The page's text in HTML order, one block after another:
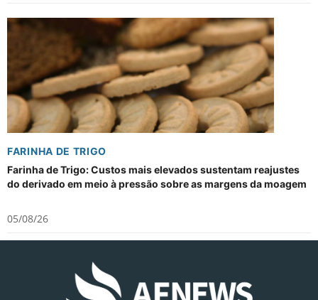
FARINHA DE TRIGO
Farinha de Trigo: Custos mais elevados sustentam reajustes
do derivado em meio à pressão sobre as margens da moagem
05/08/26